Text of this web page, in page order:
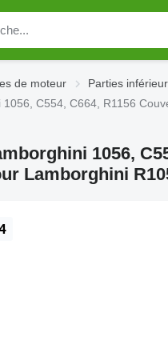
de moteur
Parties
C554, C664, R1156
1056,
Lamborghini